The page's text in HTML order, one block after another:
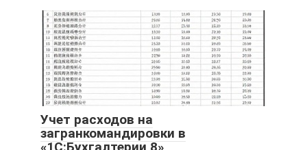
Учет расходов на
загранкомандировки в